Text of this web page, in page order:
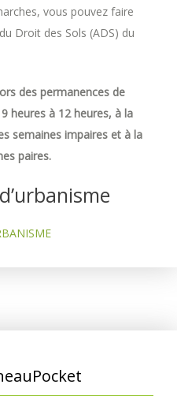
vous pouvez faire
Droit des Sols (ADS) du
des permanences de
heures à 12 heures, à la
semaines impaires et à la
paires.